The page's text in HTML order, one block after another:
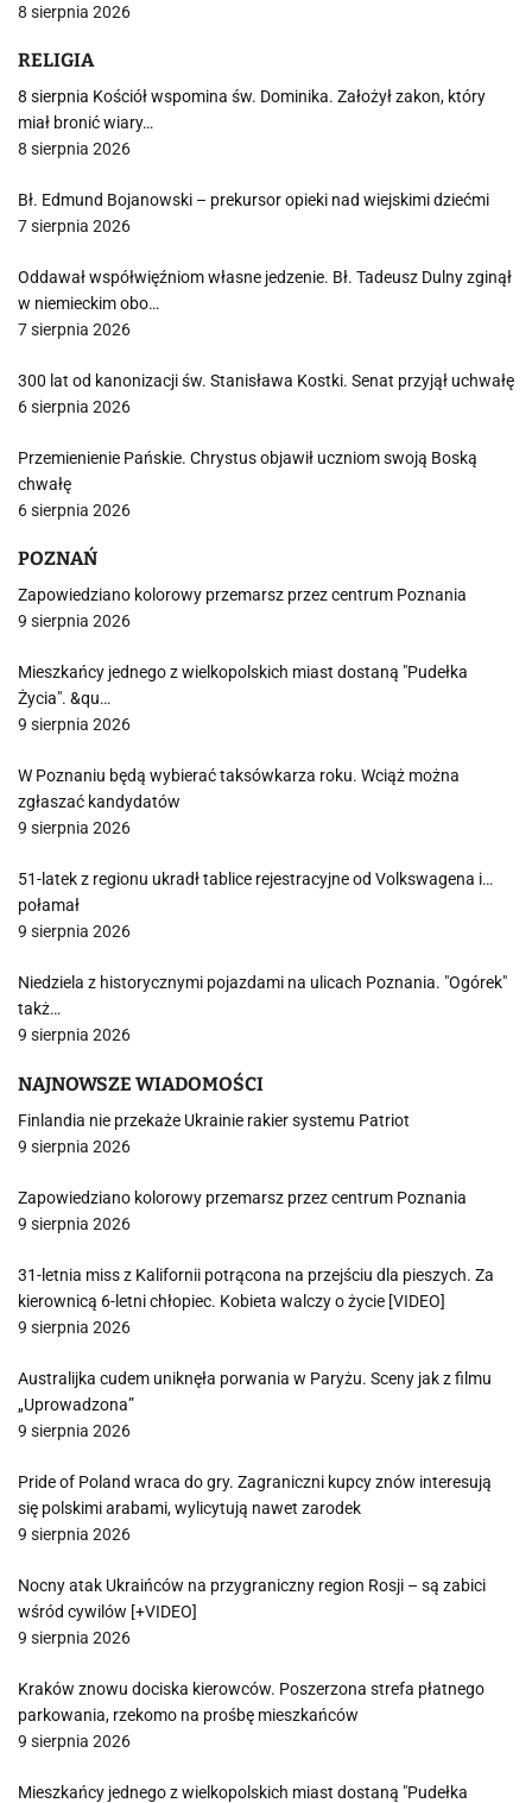
8 sierpnia 2026
RELIGIA
8 sierpnia Kościół wspomina św. Dominika. Założył zakon, który
miał bronić wiary…
8 sierpnia 2026
Bł. Edmund Bojanowski – prekursor opieki nad wiejskimi dziećmi
7 sierpnia 2026
Oddawał współwięźniom własne jedzenie. Bł. Tadeusz Dulny zginął
w niemieckim obo…
7 sierpnia 2026
300 lat od kanonizacji św. Stanisława Kostki. Senat przyjął uchwałę
6 sierpnia 2026
Przemienienie Pańskie. Chrystus objawił uczniom swoją Boską
chwałę
6 sierpnia 2026
POZNAŃ
Zapowiedziano kolorowy przemarsz przez centrum Poznania
9 sierpnia 2026
Mieszkańcy jednego z wielkopolskich miast dostaną "Pudełka
Życia". &qu…
9 sierpnia 2026
W Poznaniu będą wybierać taksówkarza roku. Wciąż można
zgłaszać kandydatów
9 sierpnia 2026
51-latek z regionu ukradł tablice rejestracyjne od Volkswagena i…
połamał
9 sierpnia 2026
Niedziela z historycznymi pojazdami na ulicach Poznania. "Ogórek"
takż…
9 sierpnia 2026
NAJNOWSZE WIADOMOŚCI
Finlandia nie przekaże Ukrainie rakier systemu Patriot
9 sierpnia 2026
Zapowiedziano kolorowy przemarsz przez centrum Poznania
9 sierpnia 2026
31-letnia miss z Kalifornii potrącona na przejściu dla pieszych. Za
kierownicą 6-letni chłopiec. Kobieta walczy o życie [VIDEO]
9 sierpnia 2026
Australijka cudem uniknęła porwania w Paryżu. Sceny jak z filmu
„Uprowadzona”
9 sierpnia 2026
Pride of Poland wraca do gry. Zagraniczni kupcy znów interesują
się polskimi arabami, wylicytują nawet zarodek
9 sierpnia 2026
Nocny atak Ukraińców na przygraniczny region Rosji – są zabici
wśród cywilów [+VIDEO]
9 sierpnia 2026
Kraków znowu dociska kierowców. Poszerzona strefa płatnego
parkowania, rzekomo na prośbę mieszkańców
9 sierpnia 2026
Mieszkańcy jednego z wielkopolskich miast dostaną "Pudełka